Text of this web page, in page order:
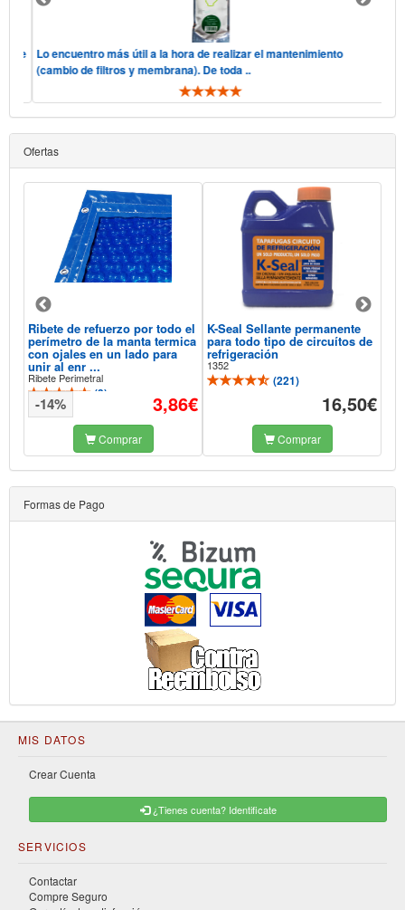
"he
Lo encuentro más útil a la hora de realizar el mantenimiento
(cambio de filtros y membrana). De toda ..
Ofertas
Ribete de refuerzo por todo el
perímetro de la manta termica
con ojales en un lado para
unir al enr ...
Ribete Perimetral
(3) 3,86€
-14%
Comprar
K-Seal Sellante permanente
para todo tipo de circuítos de
refrigeración
1352
(221)
16,50€
Comprar
Formas de Pago
MIS DATOS
Crear Cuenta
¿Tienes cuenta? Identificate
SERVICIOS
Contactar
Compre Seguro